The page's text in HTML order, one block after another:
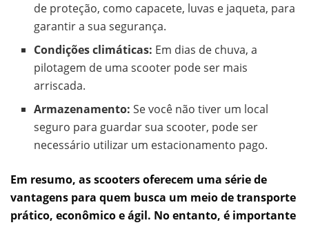
de proteção, como capacete, luvas e jaqueta, para
garantir a sua segurança.
Condições climáticas: Em dias de chuva, a
pilotagem de uma scooter pode ser mais
arriscada.
Armazenamento: Se você não tiver um local
seguro para guardar sua scooter, pode ser
necessário utilizar um estacionamento pago.
Em resumo, as scooters oferecem uma série de
vantagens para quem busca um meio de transporte
prático, econômico e ágil. No entanto, é importante